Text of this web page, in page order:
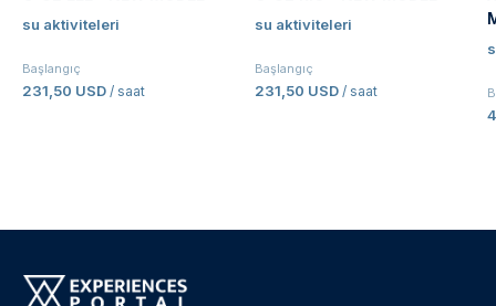
su aktiviteleri
Başlangıç
231,50 USD / saat
su aktiviteleri
Başlangıç
231,50 USD / saat